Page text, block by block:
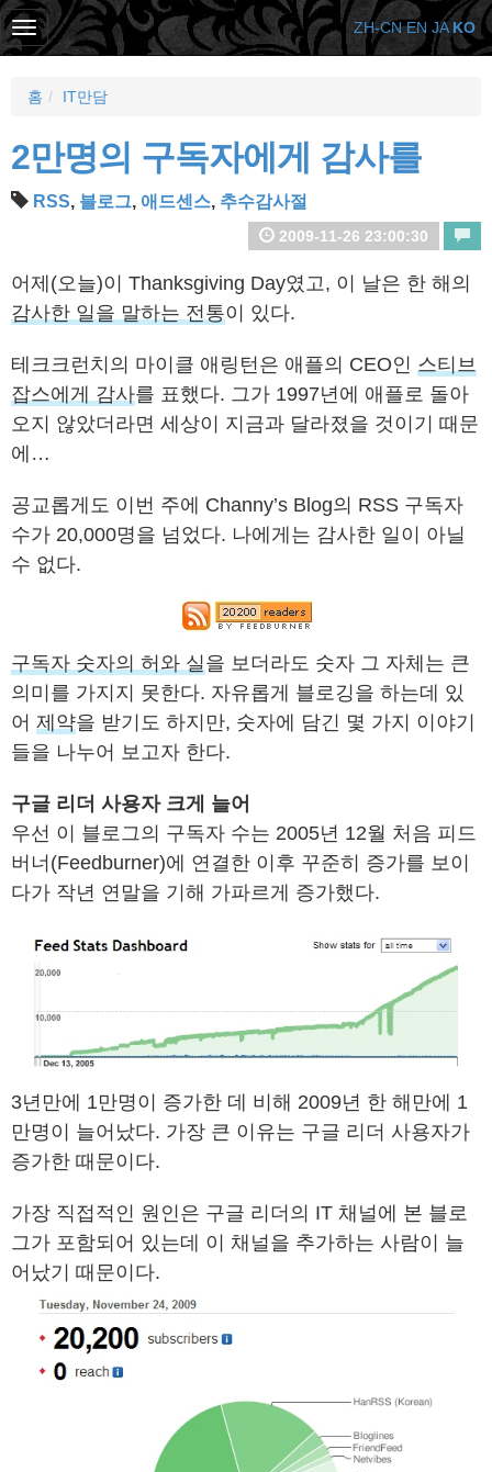
홈 IT만담
2만명의 구독자에게 감사를
RSS, 블로그, 애드센스, 추수감사절
2009-11-26 23:00:30
어제(오늘)이 Thanksgiving Day였고, 이 날은 한 해의
감사한 일을 말하는 전통이 있다.
테크크런치의 마이클 애링턴은 애플의 CEO인 스티브
잡스에게 감사를 표했다. 그가 1997년에 애플로 돌아
오지 않았더라면 세상이 지금과 달라졌을 것이기 때문
에…
공교롭게도 이번 주에 Channy’s Blog의 RSS 구독자
수가 20,000명을 넘었다. 나에게는 감사한 일이 아닐
수 없다.
구독자 숫자의 허와 실 을 보더라도 숫자 그 자체는 큰
의미를 가지지 못한다. 자유롭게 블로깅을 하는데 있
어 제약을 받기도 하지만, 숫자에 담긴 몇 가지 이야기
들을 나누어 보고자 한다.
구글 리더 사용자 크게 늘어
우선 이 블로그의 구독자 수는 2005년 12월 처음 피드
버너(Feedburner)에 연결한 이후 꾸준히 증가를 보이
다가 작년 연말을 기해 가파르게 증가했다.
3년만에 1만명이 증가한 데 비해 2009년 한 해만에 1
만명이 늘어났다. 가장 큰 이유는 구글 리더 사용자가
증가한 때문이다.
가장 직접적인 원인은 구글 리더의 IT 채널에 본 블로
그가 포함되어 있는데 이 채널을 추가하는 사람이 늘
어났기 때문이다.
ZH-CN EN JA KO